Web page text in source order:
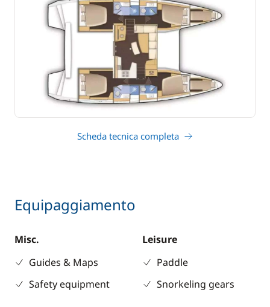
Scheda tecnica completa
Equipaggiamento
Misc.
Guides & Maps
Safety equipment
Leisure
Paddle
Snorkeling gears